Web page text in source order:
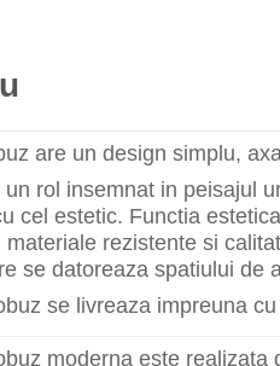
are un design simplu,
rol insemnat in peisajul
cel estetic. Functia
rezistente si
se datoreaza spatiului de
se livreaza impreuna
moderna este